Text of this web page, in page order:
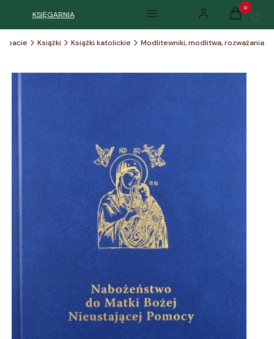
KSIĘGARNIA Menu Zaloguj się Produkty w
Koszyk
Książki Książki katolickie Modlitewniki, modlitwa, rozważania